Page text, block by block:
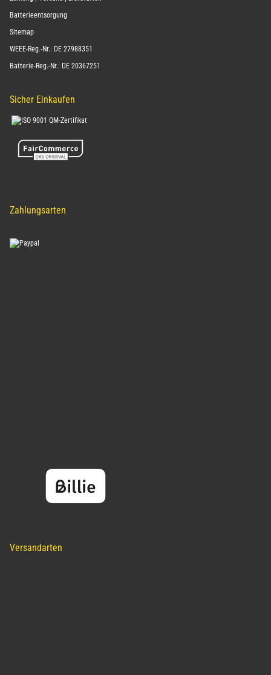
Batterieentsorgung
Sitemap
WEEE-Reg.-Nr.: DE 27988351
Batterie-Reg.-Nr.: DE 20367251
Sicher Einkaufen
Zahlungsarten
Versandarten